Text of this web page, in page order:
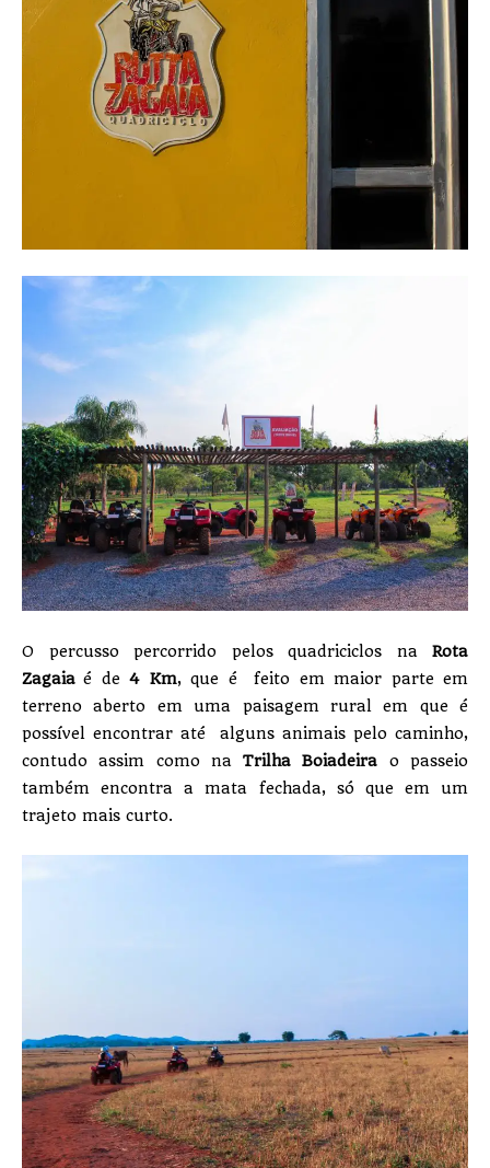
O percusso percorrido pelos quadriciclos na Rota
Zagaia é de4 Km, que é feito em maior parte em
terreno aberto em uma paisagem rural em que é
possível encontrar até alguns animais pelo caminho,
contudo assim como naTrilha Boiadeira o passeio
também encontra a mata fechada, só que em um
trajeto mais curto.